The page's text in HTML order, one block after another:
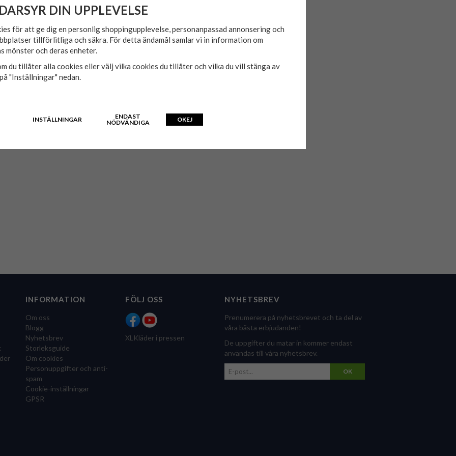
INFORMATION
Om oss
Blogg
Nyhetsbrev
Storleksguide
Om cookies
Personuppgifter och anti-
spam
Cookie-inställningar
GPSR
FÖLJ OSS
XLKläder i pressen
NYHETSBREV
Prenumerera på nyhetsbrevet och ta del av
våra bästa erbjudanden!
De uppgifter du matar in kommer endast
användas till våra nyhetsbrev.
OK
DIN UPPLEVELSE
för att ge dig en personlig shoppingupplevelse, personanpassad annonsering och
tillförlitliga och säkra. För detta ändamål samlar vi in information om
mönster och deras enheter.
du tillåter alla cookies eller välj vilka cookies du tillåter och vilka du vill stänga av
"Inställningar" nedan.
INSTÄLLNINGAR
ENDAST
NÖDVÄNDIGA
OKEJ